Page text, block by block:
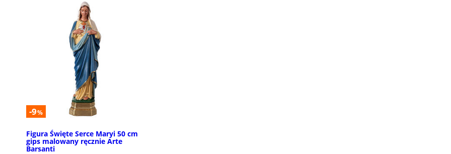
-9%
Figura Święte Serce Maryi 50 cm
gips malowany ręcznie Arte
Barsanti